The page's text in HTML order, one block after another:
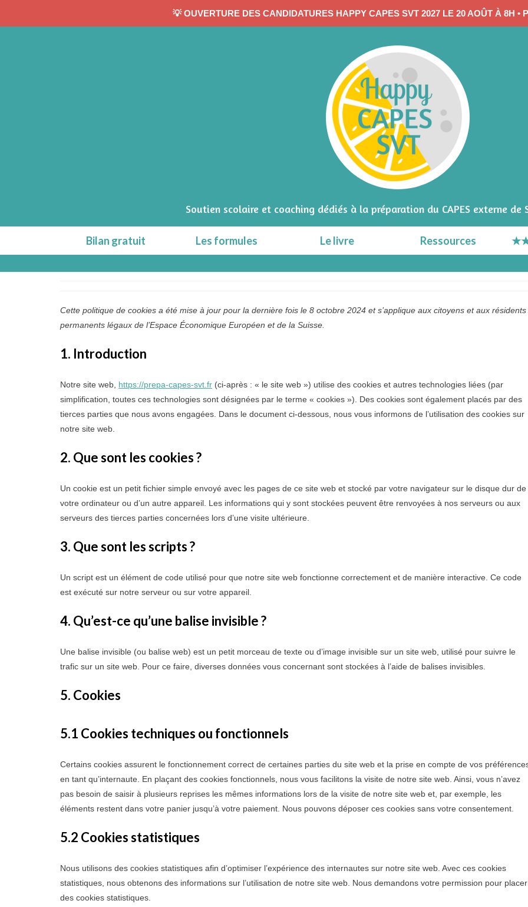
Soutien scolaire et coaching dédiés à la préparation du CAPES externe de
Bilan gratuit Les formules Le livre Ressources
Cette politique de cookies a été mise à jour pour la dernière fois le 8 octobre 2024 et s’applique aux citoyens et aux résidents
permanents légaux de l’Espace Économique Européen et de la Suisse.
1. Introduction
Notre site web, https://prepa-capes-svt.fr (ci-après : « le site web ») utilise des cookies et autres technologies liées (par
simplification, toutes ces technologies sont désignées par le terme « cookies »). Des cookies sont également placés par des
tierces parties que nous avons engagées. Dans le document ci-dessous, nous vous informons de l’utilisation des cookies sur
notre site web.
2. Que sont les cookies ?
Un cookie est un petit fichier simple envoyé avec les pages de ce site web et stocké par votre navigateur sur le disque dur de
votre ordinateur ou d’un autre appareil. Les informations qui y sont stockées peuvent être renvoyées à nos serveurs ou aux
serveurs des tierces parties concernées lors d’une visite ultérieure.
3. Que sont les scripts ?
Un script est un élément de code utilisé pour que notre site web fonctionne correctement et de manière interactive. Ce code
est exécuté sur notre serveur ou sur votre appareil.
4. Qu’est-ce qu’une balise invisible ?
Une balise invisible (ou balise web) est un petit morceau de texte ou d’image invisible sur un site web, utilisé pour suivre le
trafic sur un site web. Pour ce faire, diverses données vous concernant sont stockées à l’aide de balises invisibles.
5. Cookies
5.1 Cookies techniques ou fonctionnels
Certains cookies assurent le fonctionnement correct de certaines parties du site web et la prise en compte de vos
en tant qu’internaute. En plaçant des cookies fonctionnels, nous vous facilitons la visite de notre site web. Ainsi, vous n’avez
pas besoin de saisir à plusieurs reprises les mêmes informations lors de la visite de notre site web et, par exemple, les
éléments restent dans votre panier jusqu’à votre paiement. Nous pouvons déposer ces cookies sans votre consentement.
5.2 Cookies statistiques
Nous utilisons des cookies statistiques afin d’optimiser l’expérience des internautes sur notre site web. Avec ces cookies
statistiques, nous obtenons des informations sur l’utilisation de notre site web. Nous demandons votre permission pour placer
des cookies statistiques.
💡 OUVERTURE DES CANDIDATURES HAPPY CAPES SVT 2027 LE 20 AOÛT À 8H •